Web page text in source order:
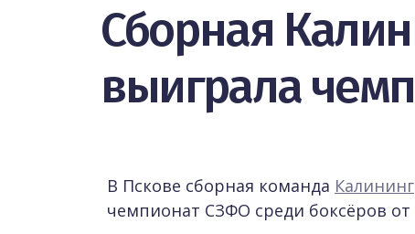
Сборная
выиграла
В Пскове сборная команда
чемпионат СЗФО среди боксёров от